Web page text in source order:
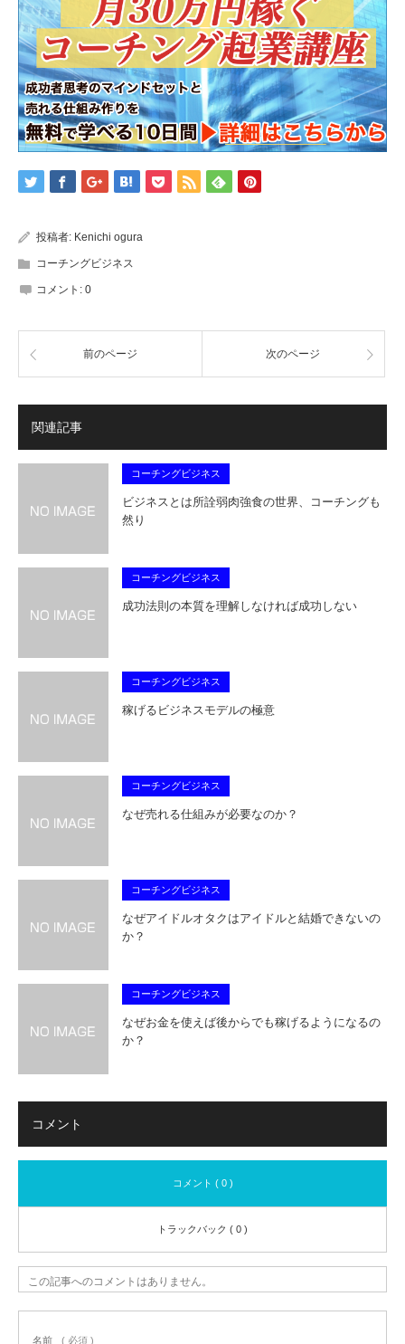
投稿者: Kenichi ogura
コーチングビジネス
コメント: 0
前のページ 次のページ
関連記事
コーチングビジネス
ビジネスとは所詮弱肉強食の世界、コーチングも
然り
コーチングビジネス
成功法則の本質を理解しなければ成功しない
コーチングビジネス
稼げるビジネスモデルの極意
コーチングビジネス
なぜ売れる仕組みが必要なのか？
コーチングビジネス
なぜアイドルオタクはアイドルと結婚できないの
か？
コーチングビジネス
なぜお金を使えば後からでも稼げるようになるの
か？
コメント
コメント ( 0 )
トラックバック ( 0 )
この記事へのコメントはありません。
名前 ( 必須 )